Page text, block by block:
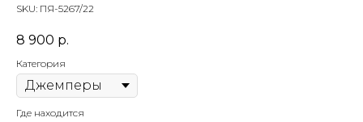
SKU: ПЯ-5267/22
8 900 р.
Категория
Где находится